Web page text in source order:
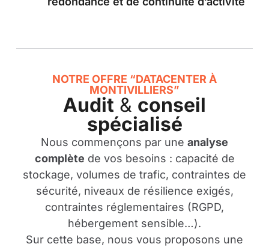
NOTRE OFFRE “DATACENTER À
MONTIVILLIERS”
Audit & conseil
spécialisé
Nous commençons par une analyse
complète de vos besoins : capacité de
stockage, volumes de trafic, contraintes de
sécurité, niveaux de résilience exigés,
contraintes réglementaires (RGPD,
hébergement sensible…).
Sur cette base, nous vous proposons une